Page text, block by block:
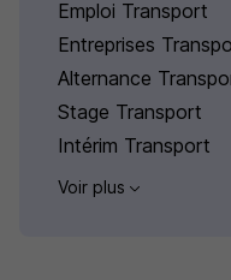
Emploi Transport
Entreprises
Alternance
Stage Transport
Intérim Transport
Voir plus